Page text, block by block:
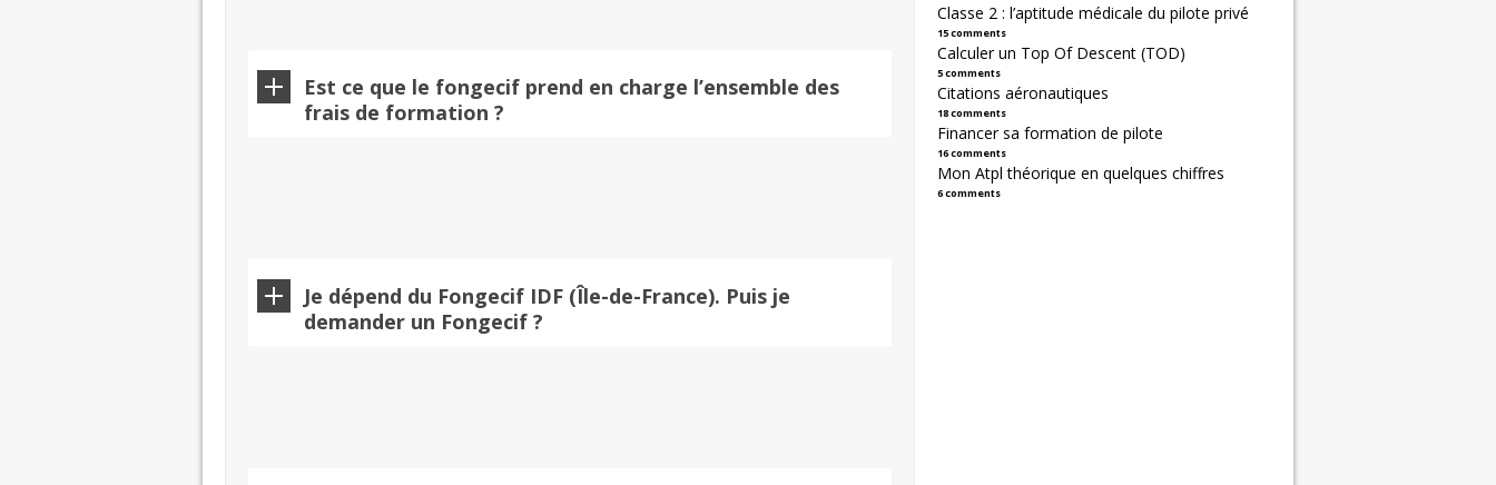
Est ce que le fongecif prend en charge l’ensemble des
frais de formation ?
Je dépend du Fongecif IDF (Île-de-France). Puis je
demander un Fongecif ?
Classe 2 : l’aptitude médicale du pilote privé
15 comments
Calculer un Top Of Descent (TOD)
5 comments
Citations aéronautiques
18 comments
Financer sa formation de pilote
16 comments
Mon Atpl théorique en quelques chiffres
6 comments